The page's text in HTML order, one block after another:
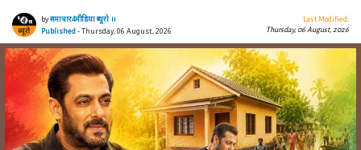
byसमाचार4मीडिया ब्यूरो ।।
Published- Thursday, 06 August, 2026
Last Modified:
Thursday, 06 August, 2026